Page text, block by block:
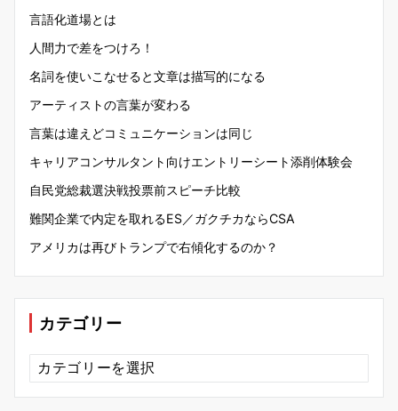
言語化道場とは
人間力で差をつけろ！
名詞を使いこなせると文章は描写的になる
アーティストの言葉が変わる
言葉は違えどコミュニケーションは同じ
キャリアコンサルタント向けエントリーシート添削体験会
自民党総裁選決戦投票前スピーチ比較
難関企業で内定を取れるES／ガクチカならCSA
アメリカは再びトランプで右傾化するのか？
カテゴリー
カ
テ
ゴ